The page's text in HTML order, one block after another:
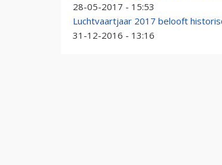
28-05-2017 - 15:53
Luchtvaartjaar 2017 belooft
31-12-2016 - 13:16